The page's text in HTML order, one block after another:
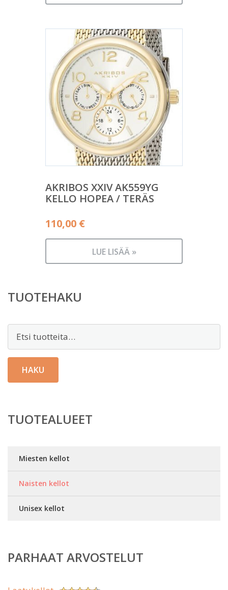
AKRIBOS XXIV AK559YG
KELLO HOPEA / TERÄS
110,00 €
LUE LISÄÄ »
TUOTEHAKU
Etsi:
HAKU
TUOTEALUEET
Miesten kellot
Naisten kellot
Unisex kellot
PARHAAT ARVOSTELUT